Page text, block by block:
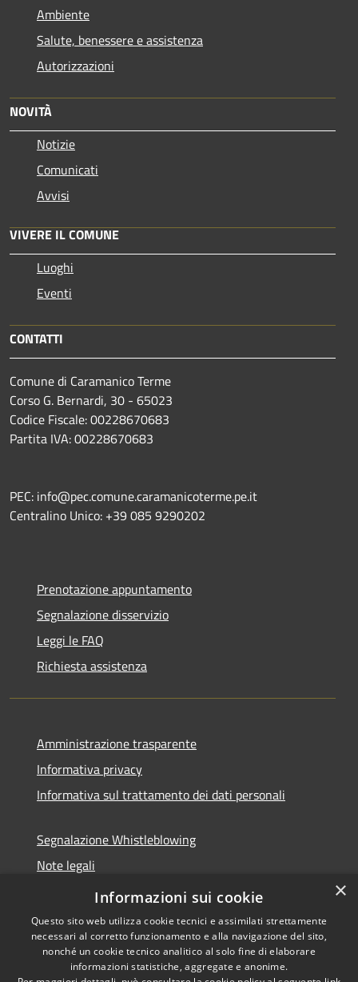
Ambiente
Salute, benessere e assistenza
Autorizzazioni
NOVITÀ
Notizie
Comunicati
Avvisi
VIVERE IL COMUNE
Luoghi
Eventi
CONTATTI
Comune di Caramanico Terme
Corso G. Bernardi, 30 - 65023
Codice Fiscale: 00228670683
Partita IVA: 00228670683
PEC: info@pec.comune.caramanicoterme.pe.it
Centralino Unico: +39 085 9290202
Prenotazione appuntamento
Segnalazione disservizio
Leggi le FAQ
Richiesta assistenza
Amministrazione trasparente
Informativa privacy
Informativa sul trattamento dei dati personali
Segnalazione Whistleblowing
Note legali
Dichiarazione di accessibilità
Copyright © 2026 • Comune di
×
Informazioni sui cookie
Questo sito web utilizza cookie tecnici e assimilati strettamente
necessari al corretto funzionamento e alla navigazione del sito,
nonché un cookie tecnico analitico al solo fine di elaborare
informazioni statistiche, aggregate e anonime.